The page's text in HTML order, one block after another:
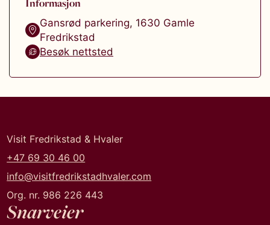
Gansrød parkering, 1630 Gamle
Fredrikstad
Besøk nettsted
Visit Fredrikstad & Hvaler
+47 69 30 46 00
info@visitfredrikstadhvaler.com
Org. nr. 986 226 443
Snarveier